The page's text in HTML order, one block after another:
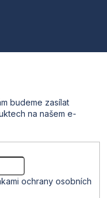
budeme zasílat
na našem e-
ochrany osobních